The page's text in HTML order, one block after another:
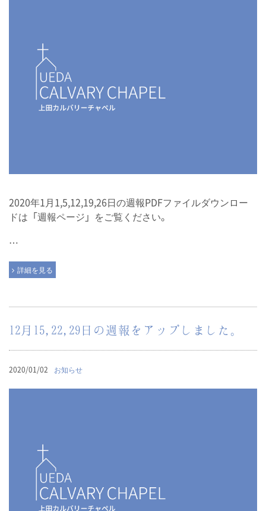
2020年1月1,5,12,19,26日の週報PDFファイルダウンロー
ドは「週報ページ」をご覧ください。
…
詳細を見る
12月15,22,29日の週報をアップしました。
2020/01/02 お知らせ